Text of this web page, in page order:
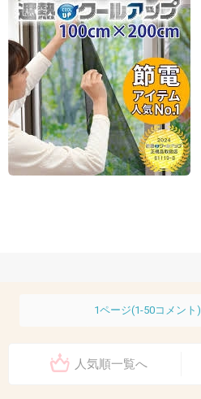
1ページ(1-50コメント)
人気順一覧へ